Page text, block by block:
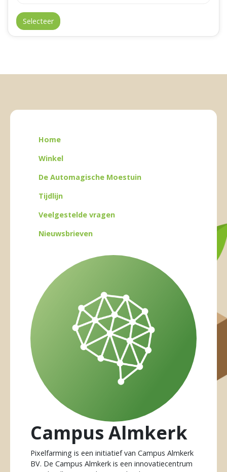
Selecteer
Home
Winkel
De Automagische Moestuin
Tijdlijn
Veelgestelde vragen
Nieuwsbrieven
Campus Almkerk
Pixelfarming is een initiatief van Campus Almkerk
BV. De Campus Almkerk is een innovatiecentrum